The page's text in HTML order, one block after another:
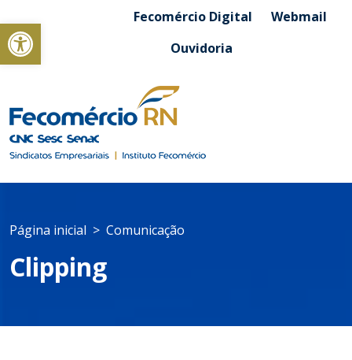
Abrir a barra de ferramentasFecomércio Digital
Webmail
Ouvidoria
Página inicial Comunicação
Clipping